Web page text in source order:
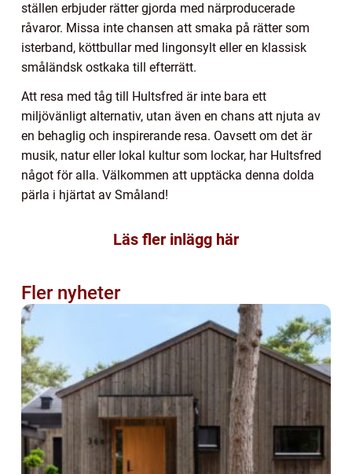
ställen erbjuder rätter gjorda med närproducerade
råvaror. Missa inte chansen att smaka på rätter som
isterband, köttbullar med lingonsylt eller en klassisk
småländsk ostkaka till efterrätt.
Att resa med tåg till Hultsfred är inte bara ett
miljövänligt alternativ, utan även en chans att njuta av
en behaglig och inspirerande resa. Oavsett om det är
musik, natur eller lokal kultur som lockar, har Hultsfred
något för alla. Välkommen att upptäcka denna dolda
pärla i hjärtat av Småland!
Läs fler inlägg här
Fler nyheter